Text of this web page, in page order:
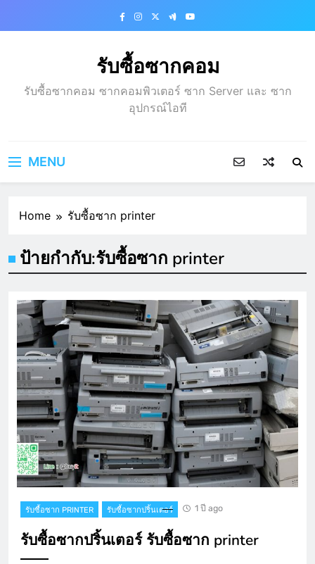
รับซื้อซากคอม
รับซื้อซากคอม ซากคอมพิวเตอร์ ซาก Server และ ซาก
อุปกรณ์ไอที
MENU
Home รับซื้อซาก printer
ป้ายกำกับ:รับซื้อซาก printer
รับซื้อซาก PRINTER รับซื้อซากปริ้นเตอร์ 1 ปี ago
รับซื้อซากปริ้นเตอร์ รับซื้อซาก printer